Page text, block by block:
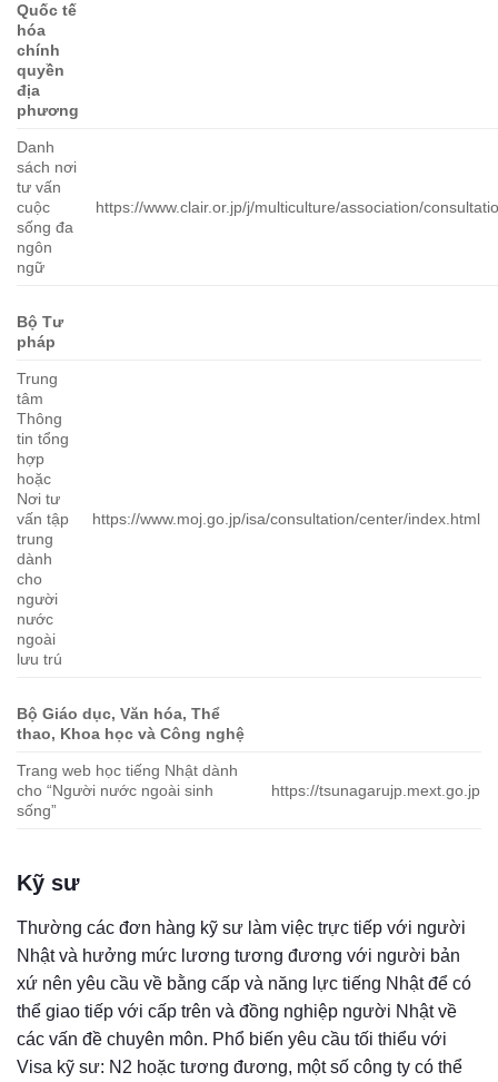
Quốc tế
hóa
chính
quyền
địa
phương
Danh
sách nơi
tư vấn
cuộc
sống đa
ngôn
ngữ
https://www.clair.or.jp/j/multiculture/association/
Bộ Tư
pháp
Trung
tâm
Thông
tin tổng
hợp
hoặc
Nơi tư
vấn tập
trung
dành
cho
người
nước
ngoài
lưu trú
https://www.moj.go.jp/isa/consultation/center/index.html
Bộ Giáo dục, Văn hóa, Thể
thao, Khoa học và Công nghệ
Trang web học tiếng Nhật dành
cho “Người nước ngoài sinh
sống”
https://tsunagarujp.mext.go.jp
Kỹ sư
Thường các đơn hàng kỹ sư làm việc trực tiếp với người
Nhật và hưởng mức lương tương đương với người bản
xứ nên yêu cầu về bằng cấp và năng lực tiếng Nhật để có
thể giao tiếp với cấp trên và đồng nghiệp người Nhật về
các vấn đề chuyên môn. Phổ biến yêu cầu tối thiểu với
Visa kỹ sư: N2 hoặc tương đương, một số công ty có thể